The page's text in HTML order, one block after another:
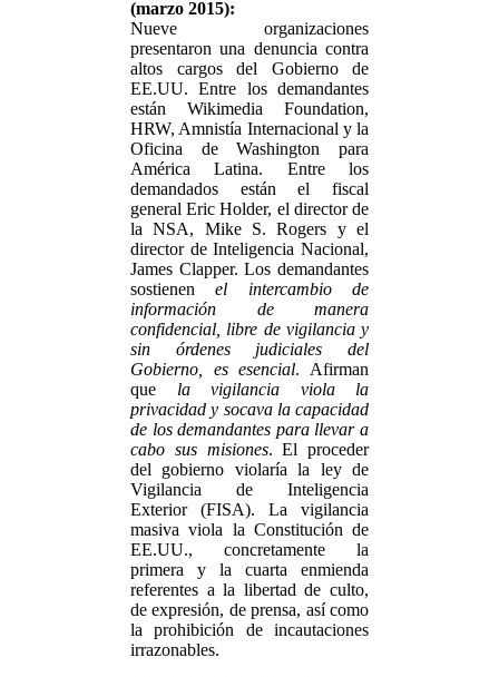
(marzo 2015):
Nueve organizaciones
presentaron una denuncia contra
altos cargos del Gobierno de
EE.UU. Entre los demandantes
están Wikimedia Foundation,
HRW, Amnistía Internacional y la
Oficina de Washington para
América Latina. Entre los
demandados están el fiscal
general Eric Holder, el director de
la NSA, Mike S. Rogers y el
director de Inteligencia Nacional,
James Clapper. Los demandantes
sostienenel intercambio de
información de manera
confidencial, libre de vigilancia y
sin órdenes judiciales del
Gobierno, es esencial. Afirman
que la vigilancia viola la
privacidad y socava la capacidad
de los demandantes para llevar a
cabo sus misiones. El proceder
del gobierno violaría la ley de
Vigilancia de Inteligencia
Exterior (FISA). La vigilancia
masiva viola la Constitución de
EE.UU., concretamente la
primera y la cuarta enmienda
referentes a la libertad de culto,
de expresión, de prensa, así como
la prohibición de incautaciones
irrazonables.